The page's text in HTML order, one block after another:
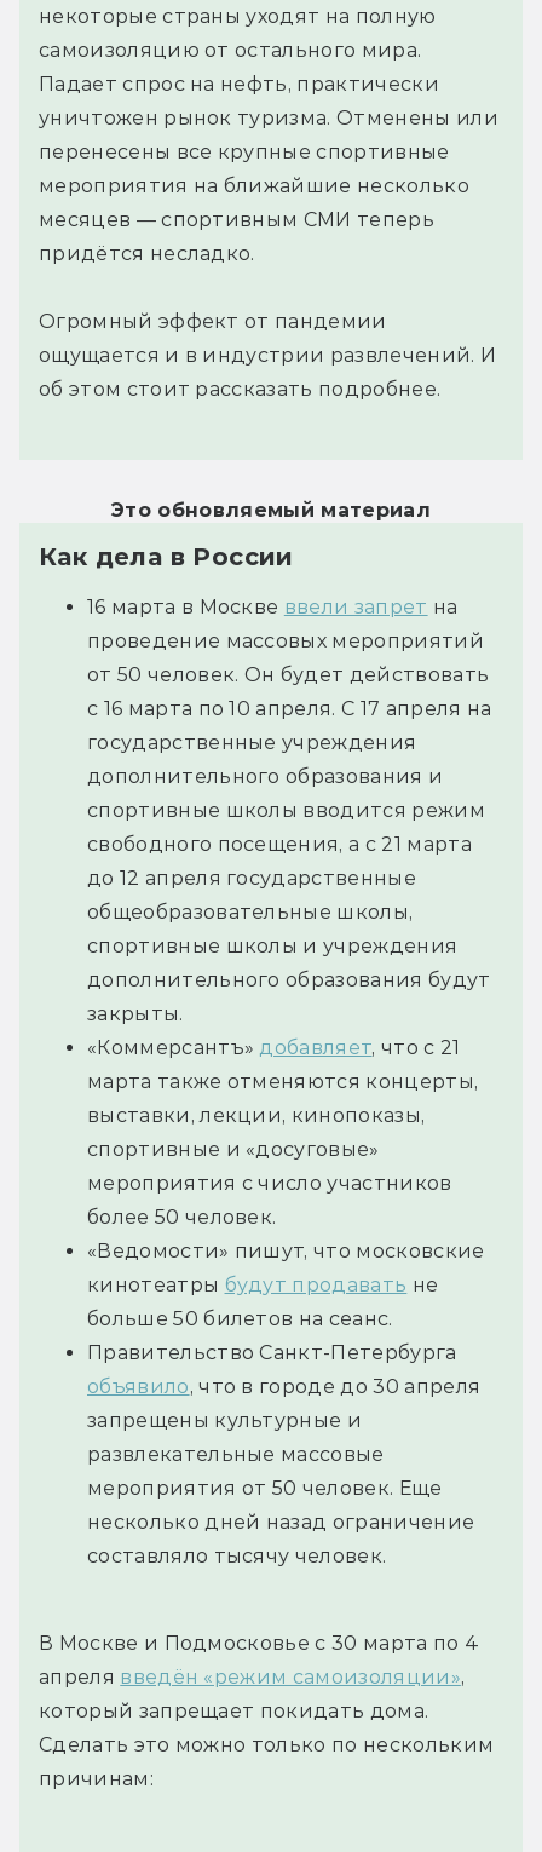
некоторые страны уходят на полную
самоизоляцию от остального мира.
Падает спрос на нефть, практически
уничтожен рынок туризма. Отменены или
перенесены все крупные спортивные
мероприятия на ближайшие несколько
месяцев — спортивным СМИ теперь
придётся несладко.
Огромный эффект от пандемии
ощущается и в индустрии развлечений. И
об этом стоит рассказать подробнее.
Это обновляемый материал
Как дела в России
16 марта в Москве ввели запрет на
проведение массовых мероприятий
от 50 человек. Он будет действовать
с 16 марта по 10 апреля. С 17 апреля на
государственные учреждения
дополнительного образования и
спортивные школы вводится режим
свободного посещения, а с 21 марта
до 12 апреля государственные
общеобразовательные школы,
спортивные школы и учреждения
дополнительного образования будут
закрыты.
«Коммерсантъ» добавляет, что с 21
марта также отменяются концерты,
выставки, лекции, кинопоказы,
спортивные и «досуговые»
мероприятия с число участников
более 50 человек.
«Ведомости» пишут, что московские
кинотеатры будут продавать не
больше 50 билетов на сеанс.
Правительство Санкт-Петербурга
объявило, что в городе до 30 апреля
запрещены культурные и
развлекательные массовые
мероприятия от 50 человек. Еще
несколько дней назад ограничение
составляло тысячу человек.
В Москве и Подмосковье с 30 марта по 4
апреля введён «режим самоизоляции»,
который запрещает покидать дома.
Сделать это можно только по нескольким
причинам: